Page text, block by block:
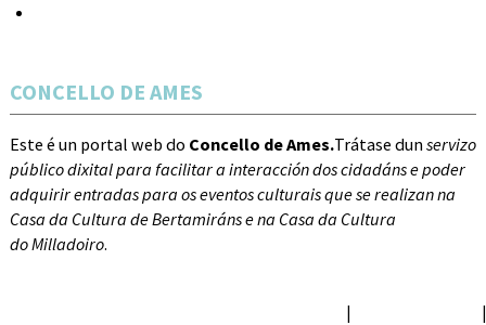
CONCELLO DE AMES
Este é un portal web do Concello de Ames.Trátase dunservizo
público dixital para facilitar a interacción dos cidadáns e poder
adquirir entradas para os eventos culturais que se realizan na
Casa da Cultura de Bertamiráns e na Casa da Cultura
do Milladoiro.
| |